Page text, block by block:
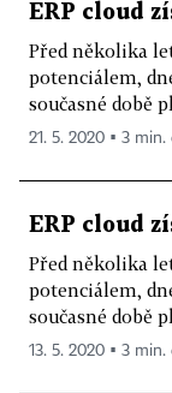
ERP cloud
Před několika
potenciálem,
současné době
21. 5. 2020 ▪ 3 min.
ERP cloud
Před několika
potenciálem,
současné době
13. 5. 2020 ▪ 3 min.